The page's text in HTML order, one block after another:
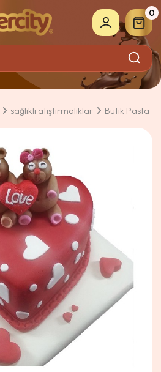
0
sağlıklı atıştırmalıklar Butik Pasta